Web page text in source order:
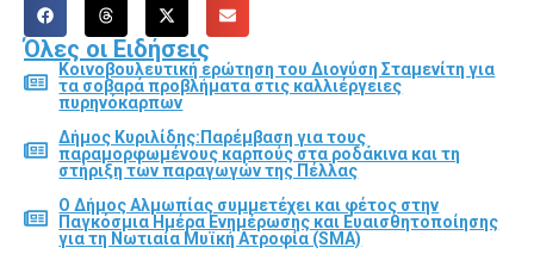
Όλες οι Ειδήσεις
Κοινοβουλευτική ερώτηση του Διονύση Σταμενίτη για
τα σοβαρά προβλήματα στις καλλιέργειες
πυρηνόκαρπων
Δήμος Κυριλίδης:Παρέμβαση για τους
παραμορφωμένους καρπούς στα ροδάκινα και τη
στήριξη των παραγωγών της Πέλλας
Ο Δήμος Αλμωπίας συμμετέχει και φέτος στην
Παγκόσμια Ημέρα Ενημέρωσης και Ευαισθητοποίησης
για τη Νωτιαία Μυϊκή Ατροφία (SMA)